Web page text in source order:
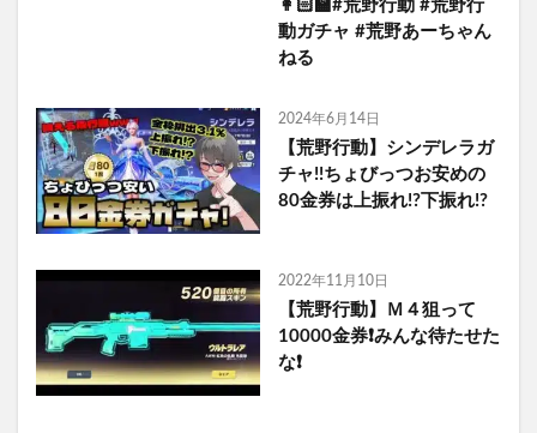
👩🏻‍🏫#荒野行動 #荒野行
動ガチャ #荒野あーちゃん
ねる
2024年6月14日
【荒野行動】シンデレラガ
チャ!!ちょびっつお安めの
80金券は上振れ!?下振れ!?
2022年11月10日
【荒野行動】Ｍ４狙って
10000金券❗️みんな待たせた
な❗️